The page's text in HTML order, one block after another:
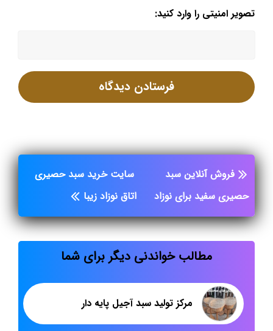
تصویر امنیتی را وارد کنید:
فروش آنلاین سبد
حصیری سفید برای نوزاد
سایت خرید سبد حصیری
اتاق نوزاد زیبا
مطالب خواندنی دیگر برای شما
مرکز تولید سبد آجیل پایه دار